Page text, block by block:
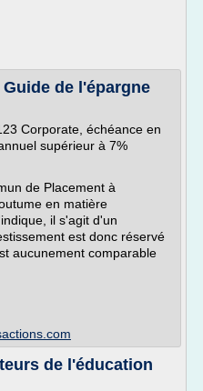
de l'épargne
Corporate, échéance en
supérieur à 7%
de Placement à
en matière
il s'agit d'un
est donc réservé
aucunement comparable
de l'éducation